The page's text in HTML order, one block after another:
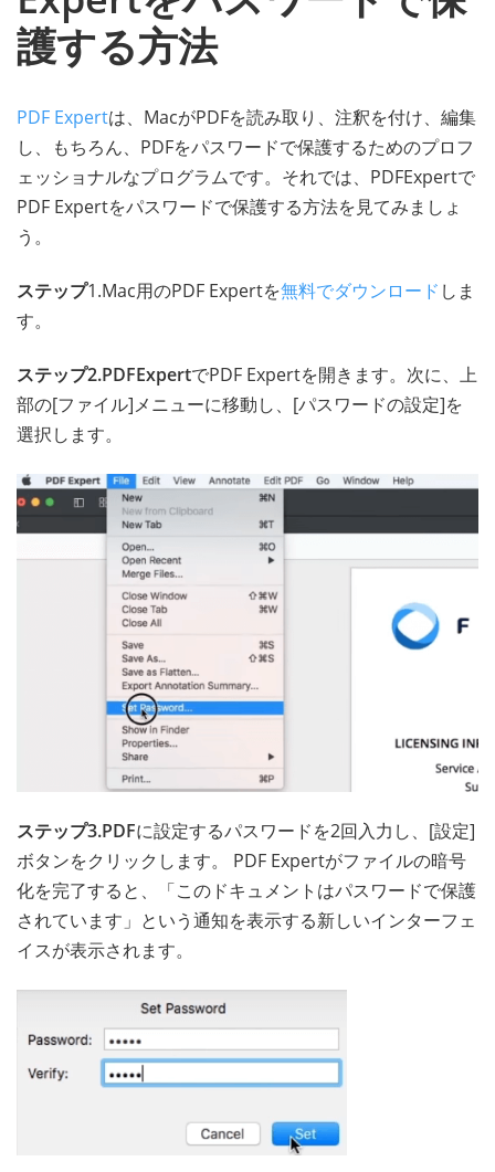
護する方法
PDF Expertは、MacがPDFを読み取り、注釈を付け、編集
し、もちろん、PDFをパスワードで保護するためのプロフ
ェッショナルなプログラムです。それでは、PDFExpertで
PDF Expertをパスワードで保護する方法を見てみましょ
う。
ステップ1.Mac用のPDF Expertを無料でダウンロード しま
す。
ステップ2.PDFExpertでPDF Expertを開きます。次に、上
部の[ファイル]メニューに移動し、[パスワードの設定]を
選択します。
ステップ3.PDFに設定するパスワードを2回入力し、[設定]
ボタンをクリックします。 PDF Expertがファイルの暗号
化を完了すると、「このドキュメントはパスワードで保護
されています」という通知を表示する新しいインターフェ
イスが表示されます。